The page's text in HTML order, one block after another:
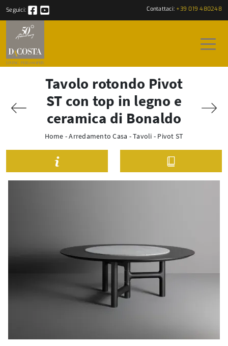
Seguici: Contattaci: +39 019 480248
Tavolo rotondo Pivot
ST con top in legno e
ceramica di Bonaldo
Home -Arredamento Casa -Tavoli - Pivot ST